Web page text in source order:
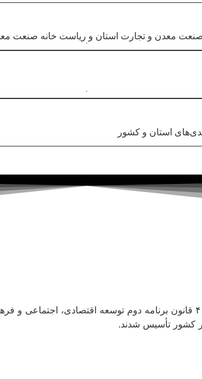
معدن و تجارت استان و ریاست خانه صنعت
استان و کشور
در راستای واگذاری وظایف دولت به بخش خصوصی و بر اساس تبصره ۴۱ قانون
کشور تأسیس شدند.